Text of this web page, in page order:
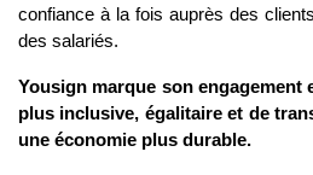
confiance à la fois auprès des
des salariés.
Yousign marque son engagement
plus inclusive, égalitaire et de
une économie plus durable.